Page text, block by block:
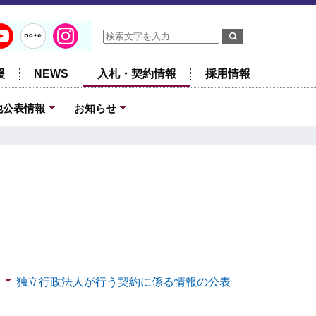
NEWS 入札・契約情報 採用情報
公表情報 お知らせ
独立行政法人が行う契約に係る情報の公表